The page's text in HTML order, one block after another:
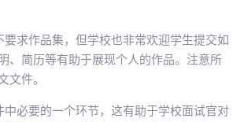
求作品集，但学校也非常欢迎学生提交如
、简历等有助于展现个人的作品。注意所
文件。
中必要的一个环节，这有助于学校面试官对